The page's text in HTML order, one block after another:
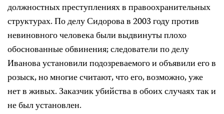
должностных преступлениях в правоохранительных
структурах. По делу Сидорова в 2003 году против
невиновного человека были выдвинуты плохо
обоснованные обвинения; следователи по делу
Иванова установили подозреваемого и объявили его в
розыск, но многие считают, что его, возможно, уже
нет в живых. Заказчик убийства в обоих случаях так и
не был установлен.